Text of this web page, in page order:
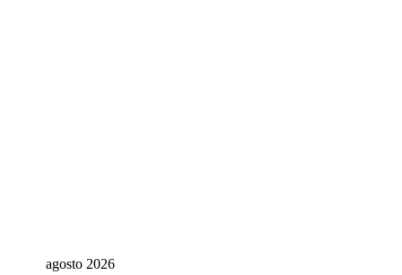
agosto 2026